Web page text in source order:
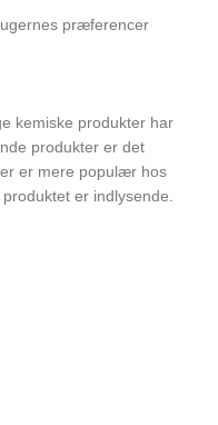
præferencer
kemiske produkter har
produkter er det
er mere populær hos
er indlysende.